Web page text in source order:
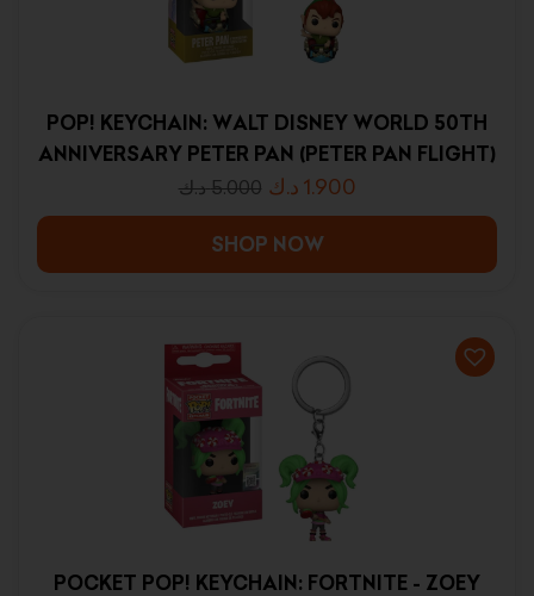
POP! KEYCHAIN: WALT DISNEY WORLD 50TH
ANNIVERSARY PETER PAN (PETER PAN FLIGHT)
5.000 د.ك 1.900 د.ك
SHOP NOW
POCKET POP! KEYCHAIN: FORTNITE - ZOEY